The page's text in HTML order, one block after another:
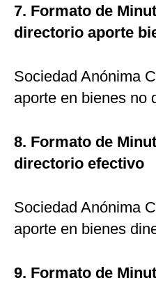
7. Formato de
directorio aporte
Sociedad Anónima
aporte en bienes no
8. Formato de
directorio efectivo
Sociedad Anónima
aporte en bienes
9. Formato de